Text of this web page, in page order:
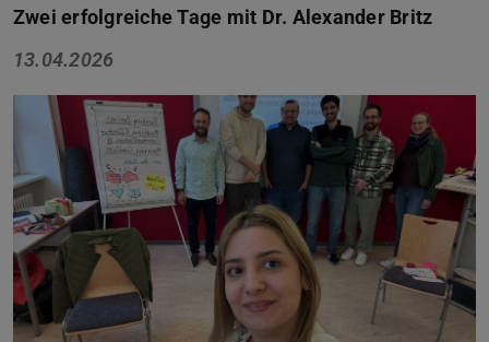
Zwei erfolgreiche Tage mit Dr. Alexander Britz
13.04.2026